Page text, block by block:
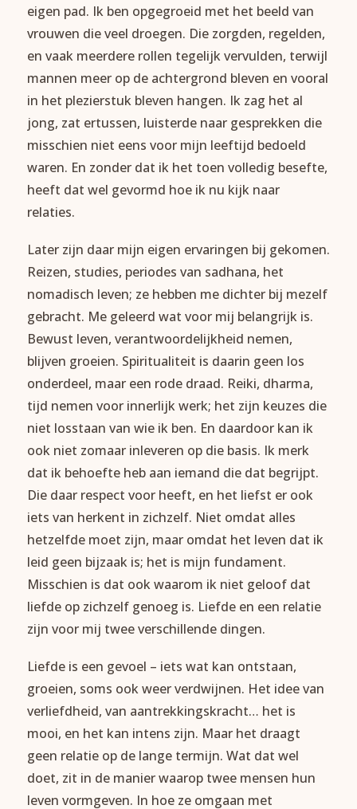
eigen pad. Ik ben opgegroeid met het beeld van
vrouwen die veel droegen. Die zorgden, regelden,
en vaak meerdere rollen tegelijk vervulden, terwijl
mannen meer op de achtergrond bleven en vooral
in het plezierstuk bleven hangen. Ik zag het al
jong, zat ertussen, luisterde naar gesprekken die
misschien niet eens voor mijn leeftijd bedoeld
waren. En zonder dat ik het toen volledig besefte,
heeft dat wel gevormd hoe ik nu kijk naar
relaties.
Later zijn daar mijn eigen ervaringen bij gekomen.
Reizen, studies, periodes van sadhana, het
nomadisch leven; ze hebben me dichter bij mezelf
gebracht. Me geleerd wat voor mij belangrijk is.
Bewust leven, verantwoordelijkheid nemen,
blijven groeien. Spiritualiteit is daarin geen los
onderdeel, maar een rode draad. Reiki, dharma,
tijd nemen voor innerlijk werk; het zijn keuzes die
niet losstaan van wie ik ben. En daardoor kan ik
ook niet zomaar inleveren op die basis. Ik merk
dat ik behoefte heb aan iemand die dat begrijpt.
Die daar respect voor heeft, en het liefst er ook
iets van herkent in zichzelf. Niet omdat alles
hetzelfde moet zijn, maar omdat het leven dat ik
leid geen bijzaak is; het is mijn fundament.
Misschien is dat ook waarom ik niet geloof dat
liefde op zichzelf genoeg is. Liefde en een relatie
zijn voor mij twee verschillende dingen.
Liefde is een gevoel – iets wat kan ontstaan,
groeien, soms ook weer verdwijnen. Het idee van
verliefdheid, van aantrekkingskracht… het is
mooi, en het kan intens zijn. Maar het draagt
geen relatie op de lange termijn. Wat dat wel
doet, zit in de manier waarop twee mensen hun
leven vormgeven. In hoe ze omgaan met